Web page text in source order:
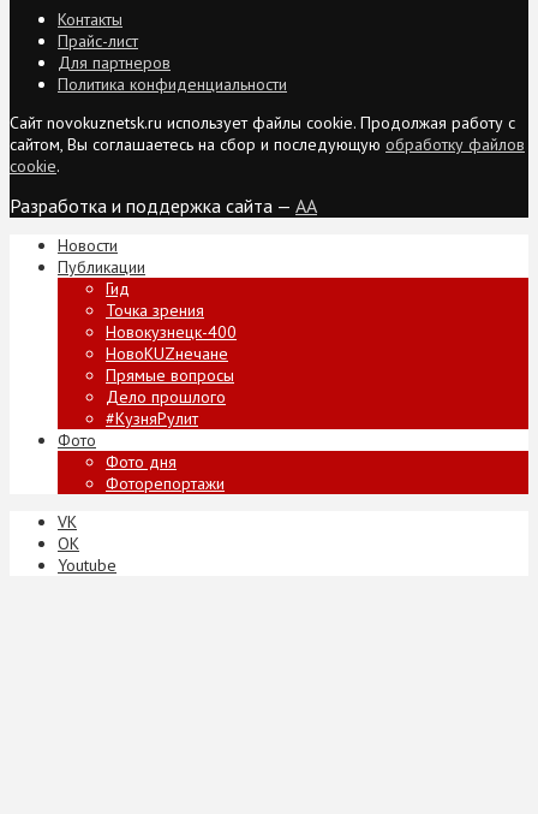
Контакты
Прайс-лист
Для партнеров
Политика конфиденциальности
Сайт novokuznetsk.ru использует файлы cookie. Продолжая работу с
сайтом, Вы соглашаетесь на сбор и последующую обработку файлов
cookie.
Разработка и поддержка сайта — AA
Новости
Публикации
Гид
Точка зрения
Новокузнецк-400
НовоKUZнечане
Прямые вопросы
Дело прошлого
#КузняРулит
Фото
Фото дня
Фоторепортажи
VK
ОК
Youtube